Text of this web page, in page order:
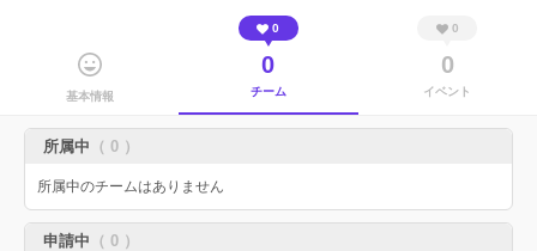
基本情報
0
0
チーム
0
0
イベント
所属中 （ 0 ）
所属中のチームはありません
申請中 （ 0 ）